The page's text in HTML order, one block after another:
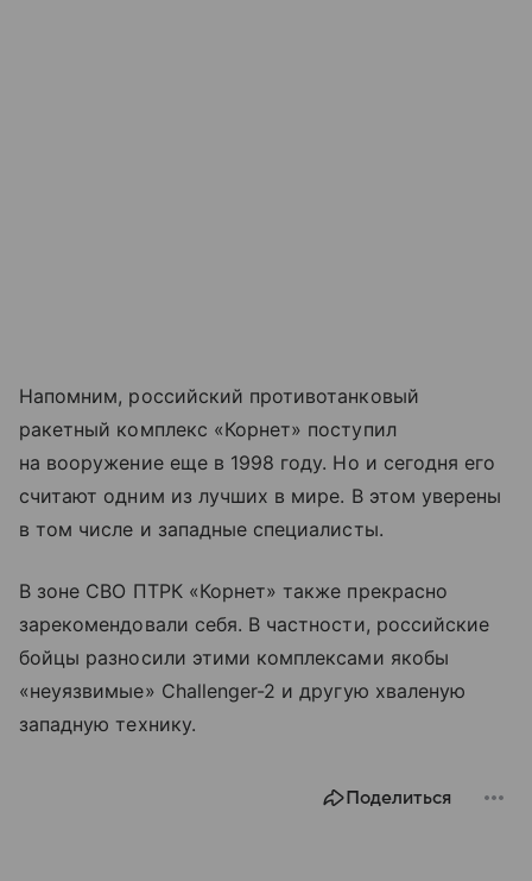
Напомним, российский противотанковый
ракетный комплекс «Корнет» поступил
на вооружение еще в 1998 году. Но и сегодня его
считают одним из лучших в мире. В этом уверены
в том числе и западные специалисты.
В зоне СВО ПТРК «Корнет» также прекрасно
зарекомендовали себя. В частности, российские
бойцы разносили этими комплексами якобы
«неуязвимые» Challenger-2 и другую хваленую
западную технику.
Поделиться